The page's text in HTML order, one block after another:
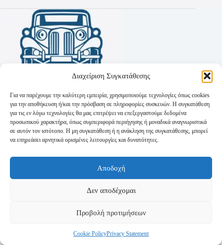
Διαχείριση Συγκατάθεσης
Για να παρέχουμε την καλύτερη εμπειρία, χρησιμοποιούμε τεχνολογίες όπως cookies
για την αποθήκευση ή/και την πρόσβαση σε πληροφορίες συσκευών. Η συγκατάθεση
για τις εν λόγω τεχνολογίες θα μας επιτρέψει να επεξεργαστούμε δεδομένα
προσωπικού χαρακτήρα, όπως συμπεριφορά περιήγησης ή μοναδικά αναγνωριστικά
σε αυτόν τον ιστότοπο. Η μη συγκατάθεση ή η ανάκληση της συγκατάθεσης, μπορεί
να επηρεάσει αρνητικά ορισμένες λειτουργίες και δυνατότητες.
Αποδοχή
Δεν αποδέχομαι
Προβολή προτιμήσεων
Cookie PolicyPrivacy Statement
Πολιτική Απορρήτου
Τρόποι Αποστολής
Τρόποι Πληρωμής